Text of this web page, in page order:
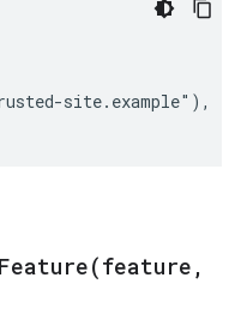
site.example"),
feature ,